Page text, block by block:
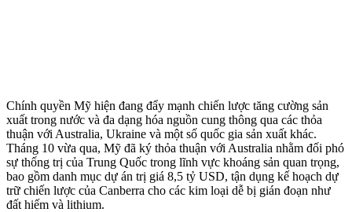
Chính quyền Mỹ hiện đang đẩy mạnh chiến lược tăng cường sản
xuất trong nước và đa dạng hóa nguồn cung thông qua các thỏa
thuận với Australia, Ukraine và một số quốc gia sản xuất khác.
Tháng 10 vừa qua, Mỹ đã ký thỏa thuận với Australia nhằm đối phó
sự thống trị của Trung Quốc trong lĩnh vực khoáng sản quan trọng,
bao gồm danh mục dự án trị giá 8,5 tỷ USD, tận dụng kế hoạch dự
trữ chiến lược của Canberra cho các kim loại dễ bị gián đoạn như
đất hiếm và lithium.